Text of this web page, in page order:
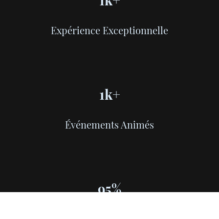
Expérience Exceptionnelle
1k+
Événements Animés
95%